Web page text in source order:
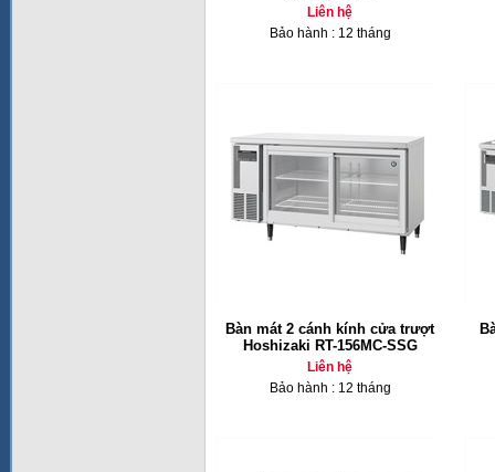
Liên hệ
Bảo hành : 12 tháng
Bàn mát 2 cánh kính cửa trượt
Hoshizaki RT-156MC-SSG
Liên hệ
Bảo hành : 12 tháng